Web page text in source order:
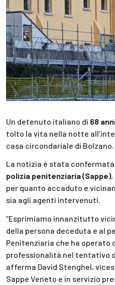
Un detenuto italiano di 68
tolto la vita nella notte
casa circondariale di Bolzano.
La notizia è stata confermata
polizia penitenziaria (Sappe),
per quanto accaduto e
sia agli agenti intervenuti.
“Esprimiamo innanzitutto
della persona deceduta e al
Penitenziaria che ha operato
professionalità nel tentativo
afferma David Stenghel,
Sappe Veneto e in servizio